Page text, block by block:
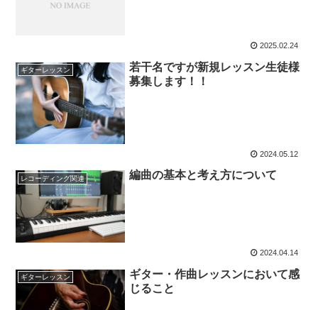
2025.02.24
ギターレッスン
若干名ですが新規レッスン生徒様
募集します！！
2024.05.12
レコーディング関連 編曲の基本と考え方について
2024.04.14
ギターレッスン
ギター・作曲レッスンにおいて感
じること